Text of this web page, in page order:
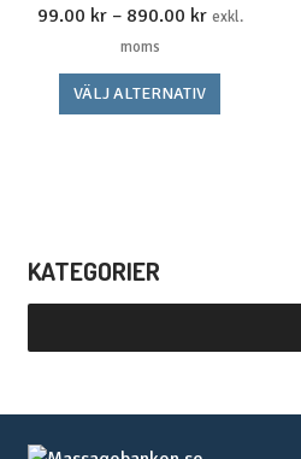
99.00 kr – 890.00 krPrisintervall:
till
exkl.
moms
VÄLJ ALTERNATIV
här
kan
på
KATEGORIER